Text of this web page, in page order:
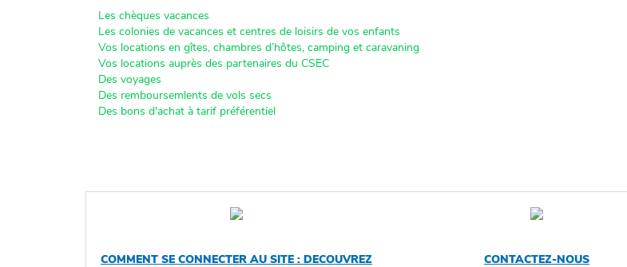
Les chèques vacances
Les colonies de vacances et centres de loisirs de vos enfants
Vos locations en gîtes, chambres d’hôtes, camping et caravaning
Vos locations auprès des partenaires du CSEC
Des voyages
Des remboursemlents de vols secs
Des bons d'achat à tarif préférentiel
COMMENT SE CONNECTER AU SITE : DECOUVREZ
CONTACTEZ-NOUS